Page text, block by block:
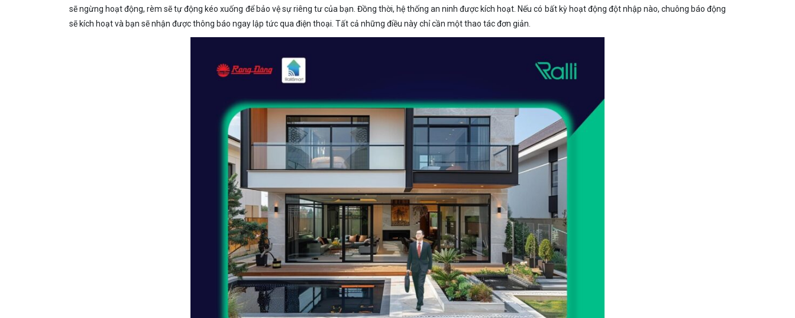
sẽ ngừng hoạt động, rèm sẽ tự động kéo xuống để bảo vệ sự riêng tư của bạn. Đồng thời, hệ thống an ninh được kích hoạt. Nếu có bất kỳ hoạt động đột nhập nào, chuông báo động
sẽ kích hoạt và bạn sẽ nhận được thông báo ngay lập tức qua điện thoại. Tất cả những điều này chỉ cần một thao tác đơn giản.